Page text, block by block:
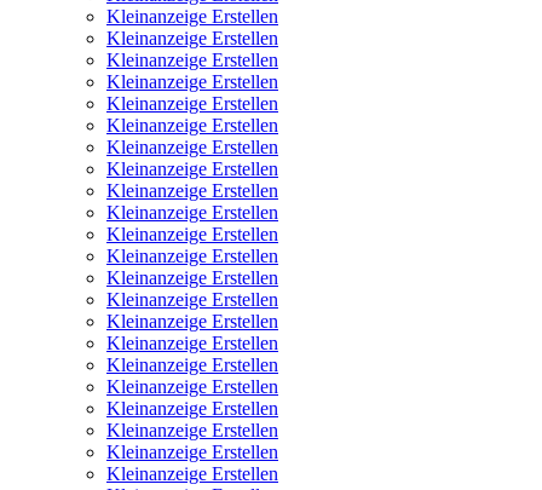
Kleinanzeige Erstellen
Kleinanzeige Erstellen
Kleinanzeige Erstellen
Kleinanzeige Erstellen
Kleinanzeige Erstellen
Kleinanzeige Erstellen
Kleinanzeige Erstellen
Kleinanzeige Erstellen
Kleinanzeige Erstellen
Kleinanzeige Erstellen
Kleinanzeige Erstellen
Kleinanzeige Erstellen
Kleinanzeige Erstellen
Kleinanzeige Erstellen
Kleinanzeige Erstellen
Kleinanzeige Erstellen
Kleinanzeige Erstellen
Kleinanzeige Erstellen
Kleinanzeige Erstellen
Kleinanzeige Erstellen
Kleinanzeige Erstellen
Kleinanzeige Erstellen